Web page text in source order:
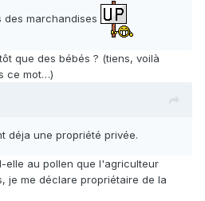
des marchandises
que des bébés ? (tiens, voilà
ce mot…)
déja une propriété privée.
elle au pollen que l'agriculteur
je me déclare propriétaire de la